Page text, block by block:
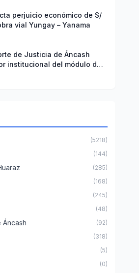
perjuicio económico de S/
vial Yungay – Yanama
de Justicia de Áncash
institucional del módulo de
(5218)
(144)
(285)
(168)
(245)
(48)
Áncash (92)
(318)
(5)
(0)